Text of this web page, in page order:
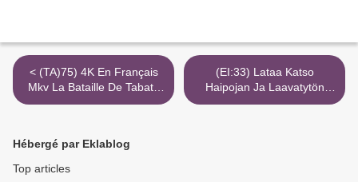
< (TA)75) 4K En Français
Mkv La Bataille De Tabatô
HD
(EI:33) Lataa Katso
Haipojan Ja Laavatytön
Ihmeelliset Seikkailut 2K Avi
Hébergé par Eklablog
Top articles